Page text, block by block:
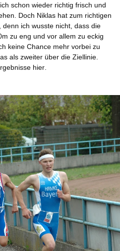
schon wieder richtig frisch und
Doch Niklas hat zum richtigen
ich wusste nicht, dass die
zu eng und vor allem zu eckig
keine Chance mehr vorbei zu
als zweiter über die Ziellinie.
hier